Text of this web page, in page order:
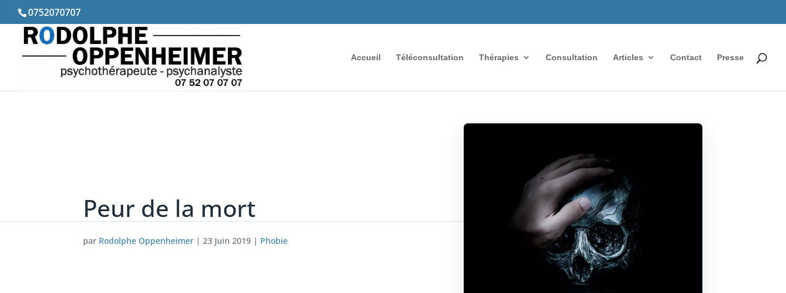
0752070707
Accueil Téléconsultation Thérapies Consultation Articles Contact Presse
Peur de la mort
par Rodolphe Oppenheimer | 23 Juin 2019 | Phobie